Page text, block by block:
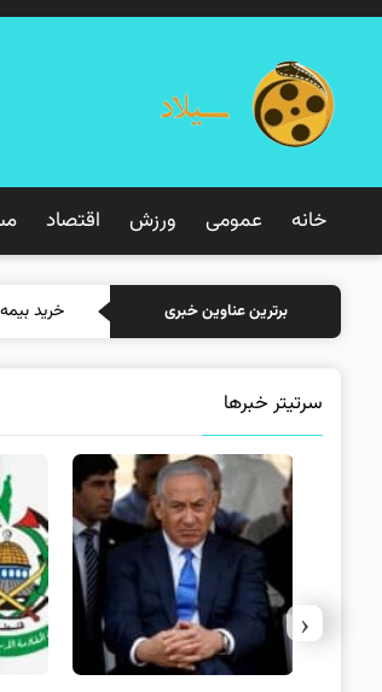
خانه عمومی ورزش اقتصاد
برترین عناوین خبری خرید
سرتیتر خبرها
‹